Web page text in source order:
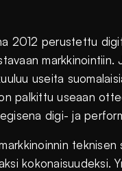
2012 perustettu
markkinointiin.
useita
palkittu useaan
digi- ja
kokonaisuudeksi.